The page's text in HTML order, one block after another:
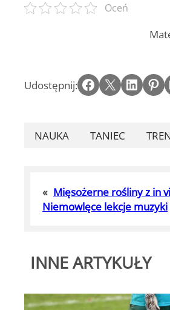
Oceń
Udostępnij: Share on Facebook Email this Page Share on LinkedIn Share on Pinterest
NAUKA TANIEC
« Mięsożerne rośliny z in
Niemowlęce lekcje muzyki
INNE ARTYKUŁY